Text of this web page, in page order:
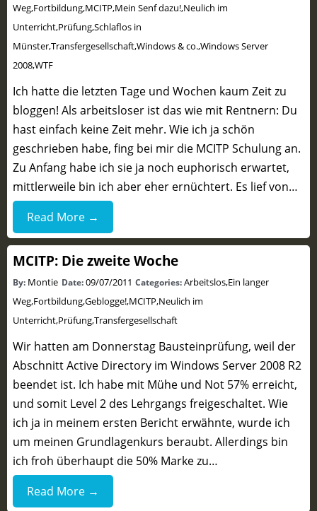
Weg,Fortbildung,MCITP,Mein Senf dazu!,Neulich im
Unterricht,Prüfung,Schlaflos in
Münster,Transfergesellschaft,Windows & co.,Windows Server
2008,WTF
Ich hatte die letzten Tage und Wochen kaum Zeit zu
bloggen! Als arbeitsloser ist das wie mit Rentnern: Du
hast einfach keine Zeit mehr. Wie ich ja schön
geschrieben habe, fing bei mir die MCITP Schulung an.
Zu Anfang habe ich sie ja noch euphorisch erwartet,
mittlerweile bin ich aber eher ernüchtert. Es lief von…
Read More →
MCITP: Die zweite Woche
By: Montie Date:09/07/2011 Categories:Arbeitslos,Ein langer
Weg,Fortbildung,Geblogge!,MCITP,Neulich im
Unterricht,Prüfung,Transfergesellschaft
Wir hatten am Donnerstag Bausteinprüfung, weil der
Abschnitt Active Directory im Windows Server 2008 R2
beendet ist. Ich habe mit Mühe und Not 57% erreicht,
und somit Level 2 des Lehrgangs freigeschaltet. Wie
ich ja in meinem ersten Bericht erwähnte, wurde ich
um meinen Grundlagenkurs beraubt. Allerdings bin
ich froh überhaupt die 50% Marke zu…
Read More →